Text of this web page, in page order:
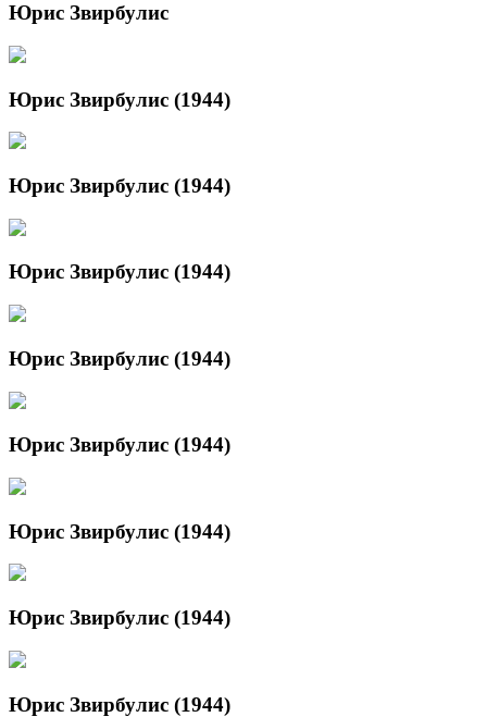
Юрис Звирбулис
Юрис Звирбулис (1944)
Юрис Звирбулис (1944)
Юрис Звирбулис (1944)
Юрис Звирбулис (1944)
Юрис Звирбулис (1944)
Юрис Звирбулис (1944)
Юрис Звирбулис (1944)
Юрис Звирбулис (1944)